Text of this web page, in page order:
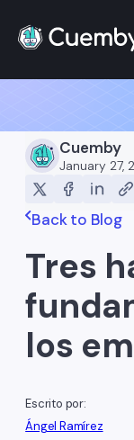
Cuemby
January 27,
Back to Blog
Tres
los
Escrito por:
Ángel Ramírez